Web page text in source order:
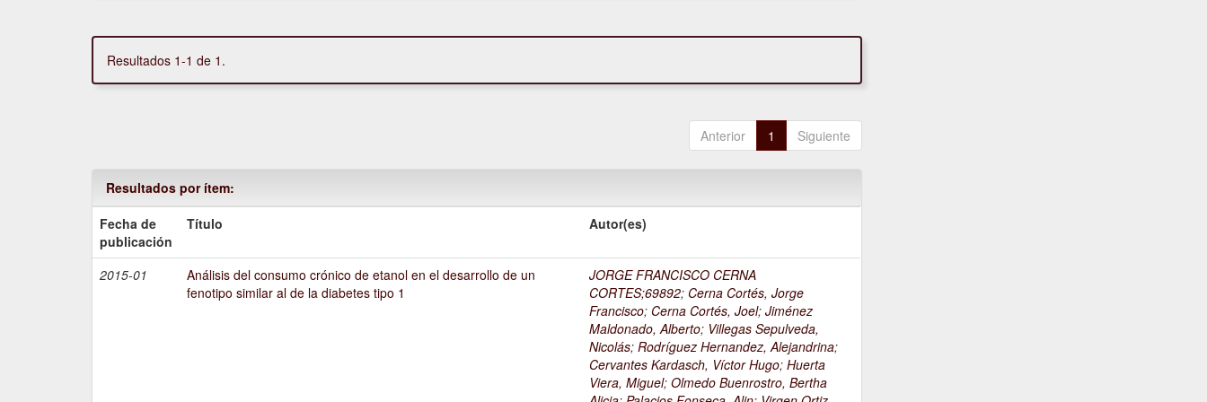
Resultados 1-1 de 1.
Anterior 1 Siguiente
Resultados por ítem:
Fecha de
publicación
Título Autor(es)
2015-01
Análisis del consumo crónico de etanol en el desarrollo de un
fenotipo similar al de la diabetes tipo 1
JORGE FRANCISCO CERNA
CORTES;69892; Cerna Cortés, Jorge
Francisco; Cerna Cortés, Joel;Jiménez
Maldonado, Alberto; Villegas Sepulveda,
Nicolás;Rodríguez Hernandez, Alejandrina;
Cervantes Kardasch, Víctor Hugo;Huerta
Viera, Miguel;Olmedo Buenrostro, Bertha